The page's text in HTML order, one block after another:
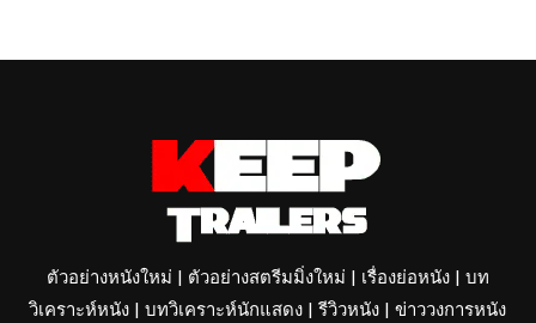
ตัวอย่างหนังใหม่ | ตัวอย่างสตรีมมิ่งใหม่ | เรื่องย่อหนัง | บท
วิเคราะห์หนัง | บทวิเคราะห์นักแสดง | รีวิวหนัง | ข่าววงการหนัง